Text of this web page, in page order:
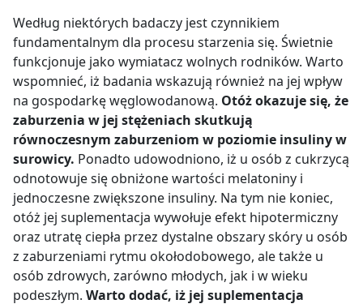
Według niektórych badaczy jest czynnikiem
fundamentalnym dla procesu starzenia się. Świetnie
funkcjonuje jako wymiatacz wolnych rodników. Warto
wspomnieć, iż badania wskazują również na jej wpływ
na gospodarkę węglowodanową. Otóż okazuje się, że
zaburzenia w jej stężeniach skutkują
równoczesnym zaburzeniom w poziomie insuliny w
surowicy. Ponadto udowodniono, iż u osób z cukrzycą
odnotowuje się obniżone wartości melatoniny i
jednoczesne zwiększone insuliny. Na tym nie koniec,
otóż jej suplementacja wywołuje efekt hipotermiczny
oraz utratę ciepła przez dystalne obszary skóry u osób
z zaburzeniami rytmu okołodobowego, ale także u
osób zdrowych, zarówno młodych, jak i w wieku
podeszłym. Warto dodać, iż jej suplementacja